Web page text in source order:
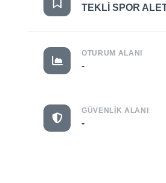
TEKLI SPOR
OTURUM ALANI
-
GÜVENLIK ALANI
-